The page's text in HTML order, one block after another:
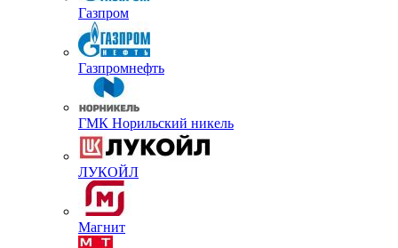
Газпром
Газпромнефть
ГМК Норильский никель
ЛУКОЙЛ
Магнит